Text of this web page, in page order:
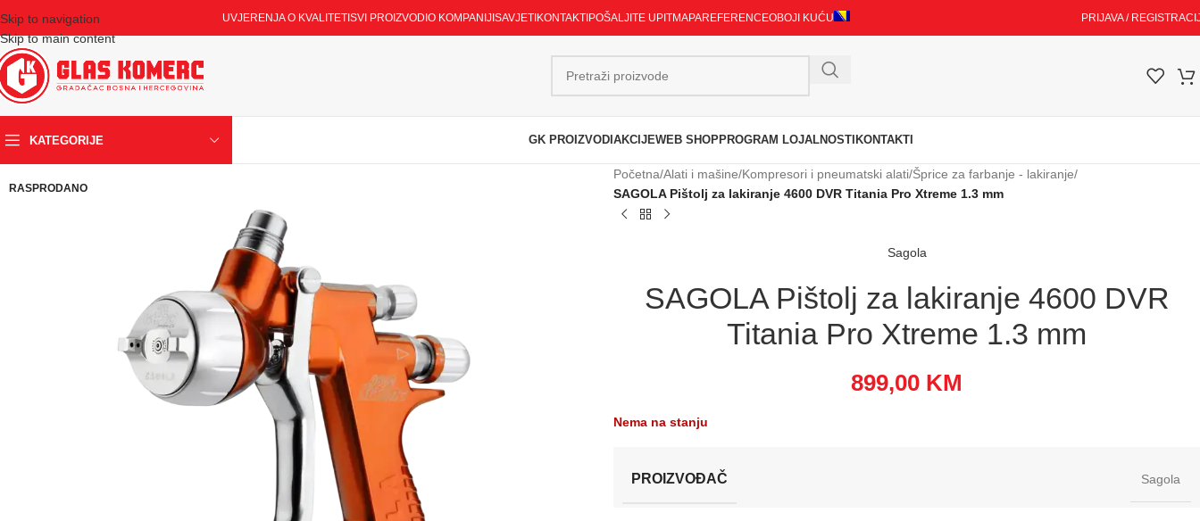
Skip to navigation
Skip to main content
UVJERENJA O KVALITETI SVI PROIZVODI O KOMPANIJI SAVJETI KONTAKTI POŠALJITE UPITMAPAREFERENCEOBOJI KUĆU PRIJAVA /
KATEGORIJE GK PROIZVODI AKCIJEWEB SHOPPROGRAM LOJALNOSTI KONTAKTI
RASPRODANO
Početna/Alati i mašine/Kompresori i pneumatski alati/Šprice za farbanje - lakiranje/
SAGOLA Pištolj za lakiranje 4600 DVR Titania Pro Xtreme 1.3 mm
Sagola
SAGOLA Pištolj za lakiranje 4600 DVR
Titania Pro Xtreme 1.3 mm
899,00 KM
Nema na stanju
PROIZVOĐAČ Sagola